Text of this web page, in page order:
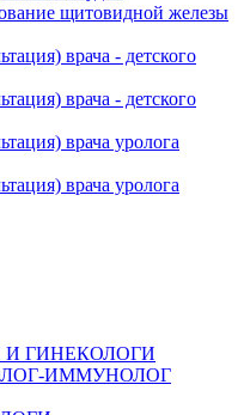
щитовидной железы
врача - детского
врача - детского
врача уролога
врача уролога
ГИНЕКОЛОГИ
ИММУНОЛОГ